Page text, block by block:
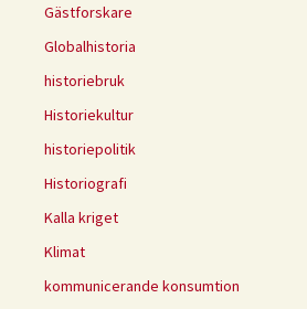
Gästforskare
Globalhistoria
historiebruk
Historiekultur
historiepolitik
Historiografi
Kalla kriget
Klimat
kommunicerande konsumtion